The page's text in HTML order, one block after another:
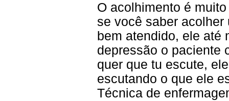
O acolhimento é
se você saber
bem atendido, ele até
depressão o paciente
quer que tu escute,
escutando o que ele
Técnica de